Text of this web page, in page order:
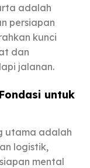
adalah
persiapan
kunci
dan
jalanan.
untuk
utama adalah
logistik,
mental